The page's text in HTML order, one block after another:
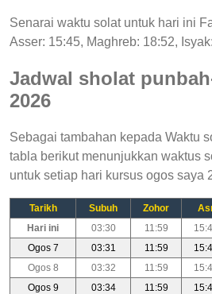
Senarai waktu solat untuk hari ini
Asser: 15:45, Maghreb: 18:52,
Jadwal sholat
2026
Sebagai tambahan kepada Waktu
tabla berikut menunjukkan waktus
untuk setiap hari kursus ogos saya
Tarikh Subuh Zohor
Hari ini
03:30 11:59
Ogos 7
03:31 11:59
Ogos 8
03:32 11:59
Ogos 9
03:34 11:59